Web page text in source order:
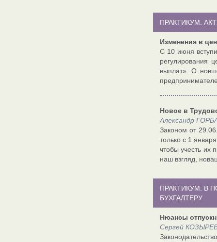
ПРАКТИКУМ.
Изменения в
С 10 июня
регулирования
выплат». О
Новое в
Александр
Законом от
только с 1
чтобы учесть их
наш взгляд,
ПРАКТИКУМ. В
БУХГАЛТЕРУ
Нюансы
Сергей